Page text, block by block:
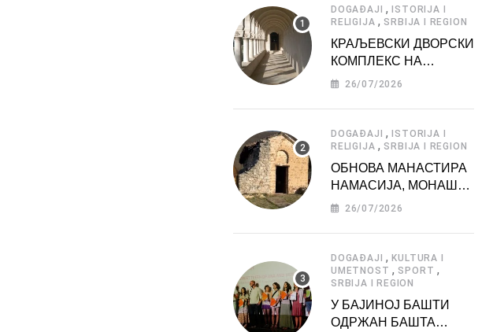
DOGAĐAJI , ISTORIJA I
RELIGIJA , SRBIJA I REGION
КРАЉЕВСКИ ДВОРСКИ
КОМПЛЕКС НА
ДЕДИЊУ –
АТРАКЦИЈА
26/07/2026
DOGAĐAJI , ISTORIJA I
RELIGIJA , SRBIJA I REGION
ОБНОВА МАНАСТИРА
НАМАСИЈА, МОНАШКЕ
ЗАДУЖБИНЕ
26/07/2026
DOGAĐAJI ,KULTURA I
UMETNOST , SPORT ,
SRBIJA I REGION
У БАЈИНОЈ БАШТИ
ОДРЖАН БАШТА